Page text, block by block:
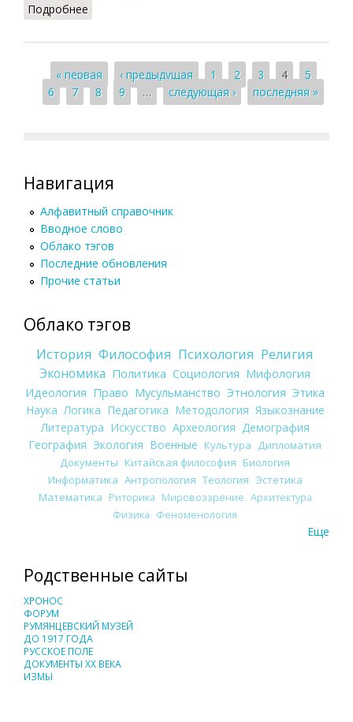
Подробнее
Страницы
« первая ‹ предыдущая 1 2 3 4
5
6
7 8 9 … следующая › последняя »
Навигация
Алфавитный справочник
Вводное слово
Облако тэгов
Последние обновления
Прочие статьи
Облако тэгов
История Философия Психология Религия
Экономика Политика Социология Мифология
Идеология Право Мусульманство Этнология Этика
Наука Логика Педагогика Методология Языкознание
Литература Искусство Археология Демография
География Экология Военные Культура
Дипломатия
Документы Китайская философия Биология
Информатика Антропология Теология Эстетика
Математика Риторика Мировоззрение Архитектура
Физика Феноменология
Еще
Родственные сайты
ХРОНОС
ФОРУМ
РУМЯНЦЕВСКИЙ МУЗЕЙ
ДО 1917 ГОДА
РУССКОЕ ПОЛЕ
ДОКУМЕНТЫ XX ВЕКА
ИЗМЫ